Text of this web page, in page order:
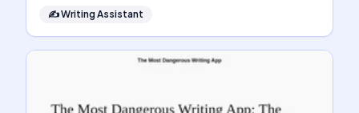
✍️Writing Assistant